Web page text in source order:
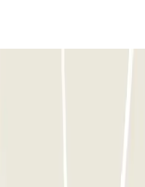
o ticket. Estacione em
do parque com a sua reserva
o cartão/comando
SE O SEU PASSE
ILIMITADAS: utilize o
pessoal de atendimento.